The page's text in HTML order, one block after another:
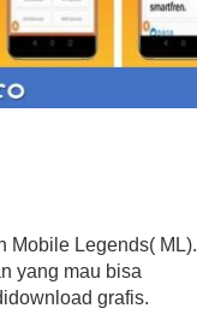
Mobile Legends( ML).
yang mau bisa
grafis.